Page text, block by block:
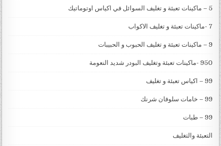
5 – ماكينات تعبئة و تغليف السوائل في اكياس اوتوماتيك
7 -ماكينات تعبئة و تغليف الاكواب
9 – ماكينات تعبئة و تغليف الحبوب و الحبيبات
950 -ماكينات تعبئة وتغليف البودر شديد النعومة
99 – اكياس تعبئة و تغليف
99 – خامات سلوفان شرنك
99 – طبات
التعبئة والتغليف